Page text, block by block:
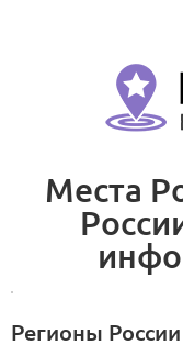
Места
Регионы